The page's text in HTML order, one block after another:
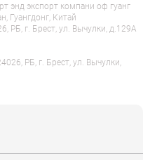
энд экспорт компани оф гуанг
Гуангдонг, Китай
РБ, г. Брест, ул. Вычулки, д.129А
РБ, г. Брест, ул. Вычулки,